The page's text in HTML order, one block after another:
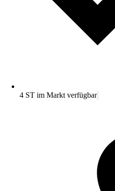
4 ST im Markt verfügbar